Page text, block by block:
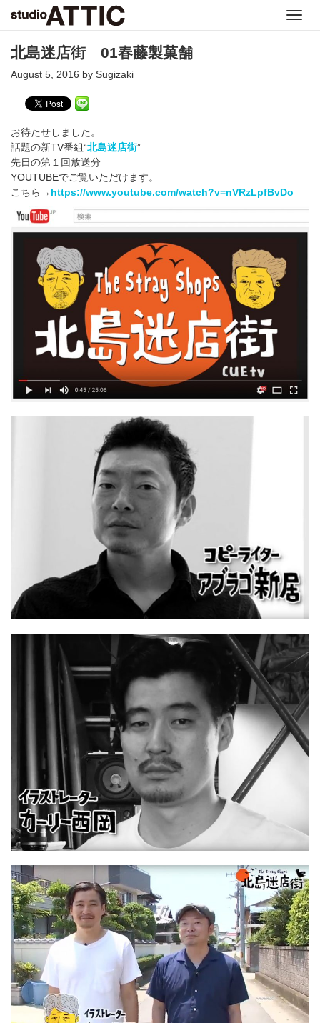
北島迷店街 01春藤製菓舗
August 5, 2016 by Sugizaki
お待たせしました。
話題の新TV番組“北島迷店街”
先日の第１回放送分
YOUTUBEでご覧いただけます。
こちら→ https://www.youtube.com/watch?v=nVRzLpfBvDo